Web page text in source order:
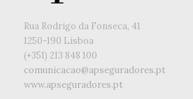
Rua Rodrigo da Fonseca, 41
1250-190 Lisboa
(+351) ‭213 848 100
comunicacao@apseguradores.pt
www.apseguradores.pt